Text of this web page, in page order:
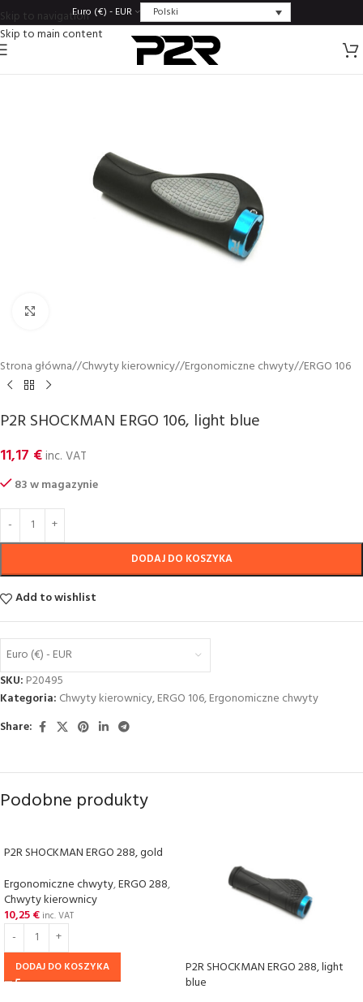
Skip to navigation
Skip to main content
Euro (€) - EUR Polski
Strona główna/ Chwyty kierownicy/ Ergonomiczne chwyty/ ERGO 106
P2R SHOCKMAN ERGO 106, light blue
11,17 €inc. VAT
83 w magazynie
DODAJ DO KOSZYKA
Add to wishlist
Euro (€) - EUR
SKU: P20495
Kategoria: Chwyty kierownicy,ERGO 106,Ergonomiczne chwyty
Share:
Podobne produkty
P2R SHOCKMAN ERGO 288, gold
Ergonomiczne chwyty,ERGO 288,
Chwyty kierownicy
10,25€ inc. VAT
DODAJ DO KOSZYKA
P2R SHOCKMAN ERGO 288, light
blue